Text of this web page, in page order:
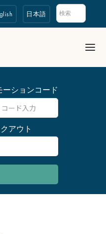
日本語
アウト
ーションコード